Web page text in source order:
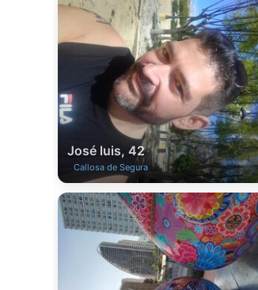
José luis, 42
Callosa de Segura